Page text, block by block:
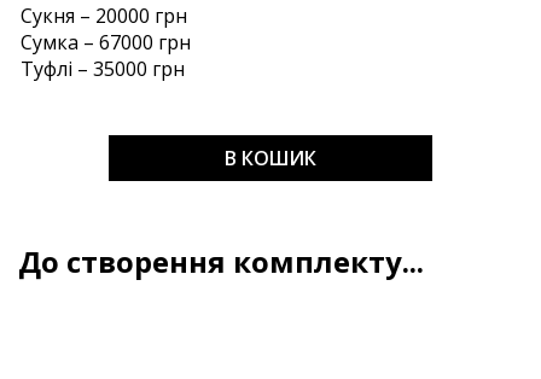
Сукня – 20000 грн
Сумка – 67000 грн
Туфлі – 35000 грн
В КОШИК
До створення комплекту...